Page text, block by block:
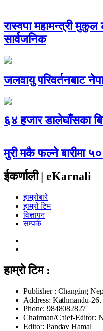
रास्वपा महामन्त्री
सार्वजनिक
जलवायु परिवर्तनबाट
६४ हजार डालेघाँसका
मुरी मकै फल्ने बारीमा
ईकर्णाली | eKarnali
हाम्रोबारे
हाम्रो टिम
विज्ञापन
सम्पर्क
हाम्रो टिम :
Publisher : Changing
Address: Kathmandu-
Phone: 9848082827
Chairman/Chief-Editor:
Editor: Pandav Hamal